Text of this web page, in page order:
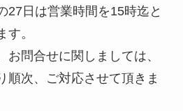
27日は営業時間を15時迄と
。
お問合せに関しましては、
順次、ご対応させて頂きま